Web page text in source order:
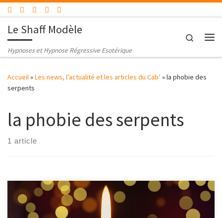
Passer au contenu
Le Shaff Modèle
Hypnoses et Hypnose Régressive Esotérique
Search
Accueil»Les news, l’actualité et les articles du Cab’ »la phobie des
serpents
la phobie des serpents
1 article